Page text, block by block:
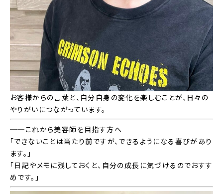
お客様からの言葉と、自分自身の変化を楽しむことが、日々の
やりがいにつながっています。
──これから美容師を目指す方へ
「できないことは当たり前ですが、できるようになる喜びがあり
ます。」
「日記やメモに残しておくと、自分の成長に気づけるのでおすす
めです。」